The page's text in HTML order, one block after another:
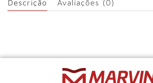
Descrição Avaliações (0)